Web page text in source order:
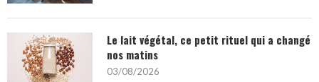
Le lait végétal, ce petit rituel qui a changé
nos matins
03/08/2026